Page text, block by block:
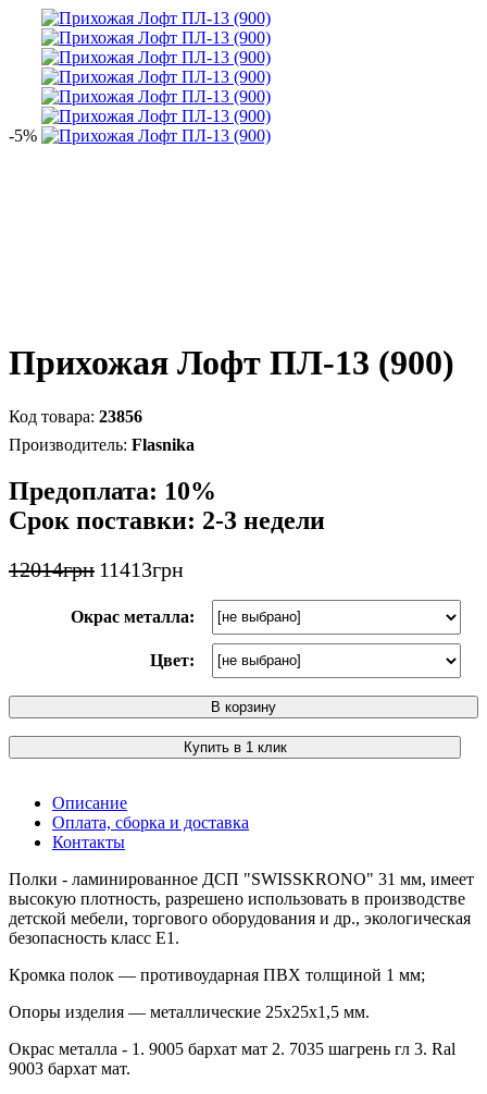
-5%
Прихожая Лофт ПЛ-13 (900)
23856
Flasnika
Предоплата: 10%
Срок поставки: 2-3 недели
12014грн 11413грн
Окрас металла:
Цвет:
В корзину
Купить в 1 клик
Описание
Оплата, сборка и доставка
Контакты
Полки - ламинированное ДСП "SWISSKRONO" 31 мм, имеет
высокую плотность, разрешено использовать в производстве
детской мебели, торгового оборудования и др., экологическая
безопасность класс Е1.
Кромка полок — противоударная ПВХ толщиной 1 мм;
Опоры изделия — металлические 25х25х1,5 мм.
Окрас металла - 1. 9005 бархат мат 2. 7035 шагрень гл 3. Ral
9003 бархат мат.